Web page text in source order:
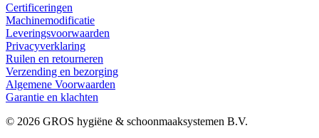
Certificeringen
Machinemodificatie
Leveringsvoorwaarden
Privacyverklaring
Ruilen en retourneren
Verzending en bezorging
Algemene Voorwaarden
Garantie en klachten
© 2026 GROS hygiëne & schoonmaaksystemen B.V.